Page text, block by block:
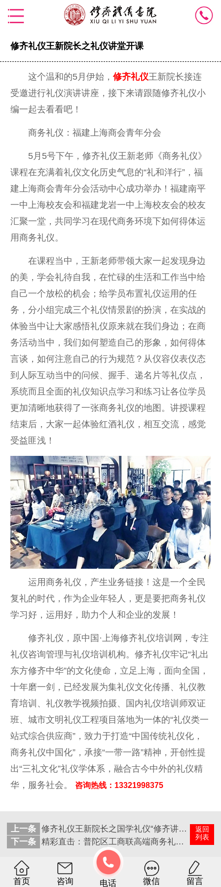
修齐礼仪王新院长之礼仪讲堂开课
这个温和的5月伊始，修齐礼仪王新院长接连
受邀进行礼仪演讲讲座，接下来请跟随修齐礼仪小
编一起去看看吧！
商务礼仪：福建上海商会青年分会
5月5号下午，修齐礼仪王新老师《商务礼仪》
课程在充满着礼仪文化历史气息的“礼和洋行”，福
建上海商会青年分会活动中心成功举办！福建南平
一中上海校友会和福建龙岩一中上海校友会的校友
汇聚一堂，共同学习在现代商务环境下如何得体运
用商务礼仪。
在课程当中，王新老师带领大家一起发现身边
的美，学会礼待自我，在忙碌的生活和工作当中给
自己一个放松的机会；给学员布置礼仪运用的任
务，分小组完成三个礼仪情景剧的扮演，在实战的
体验当中让大家感悟礼仪原来就在我们身边；在商
务活动当中，我们如何塑造自己的形象，如何得体
言谈，如何注意自己的行为规范？从仪容仪表仪态
到人际互动当中的问候、握手、递名片等礼仪点，
系统而且全面的礼仪知识点学习和练习让各位学员
更加清晰地获得了一张商务礼仪的地图。讲授课程
结束后，大家一起体验红酒礼仪，相互交流，感觉
受益匪浅！
运用商务礼仪，产生业务链接！这是一个全民
复礼的时代，作为企业年轻人，更是要把商务礼仪
学习好，运用好，助力个人和企业的发展！
修齐礼仪，原中国·上海修齐礼仪培训网，专注
礼仪咨询管理与礼仪培训机构。修齐礼仪牢记“礼出
东方修齐中华”的文化使命，立足上海，面向全国，
十年磨一剑，已经发展为集礼仪文化传播、礼仪教
育培训、礼仪教学视频拍摄、国内礼仪培训师双证
班、城市文明礼仪工程项目落地为一体的“礼仪类一
站式综合供应商”，致力于打造“中国传统礼仪化，
商务礼仪中国化”，承接“一带一路”精神，开创性提
出“三礼文化”礼仪学体系，融合古今中外的礼仪精
华，服务社会。
咨询热线：13321998375
返回
列表
上一条 修齐礼仪王新院长之国学礼仪“修齐讲堂”入社区
下一条 精彩直击：普陀区工商联高端商务礼仪讲座！
首页 咨询 电话 微信 留言